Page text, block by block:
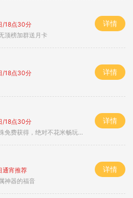
/18点30分
顶榜加群送月卡
详情
/18点30分
详情
/18点30分
费获得，绝对不花米畅玩所有地图
详情
通宵推荐
神器的福音
详情